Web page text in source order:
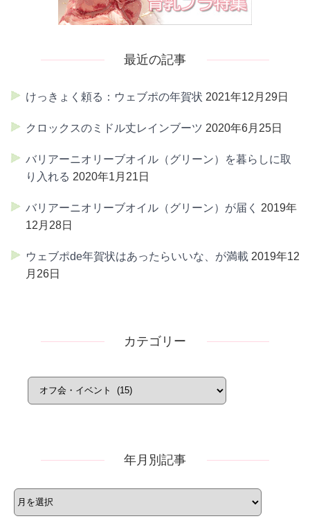
最近の記事
けっきょく頼る：ウェブポの年賀状 2021年12月29日
クロックスのミドル丈レインブーツ 2020年6月25日
バリアーニオリーブオイル（グリーン）を暮らしに取
り入れる 2020年1月21日
バリアーニオリーブオイル（グリーン）が届く
2019年
12月28日
ウェブポde年賀状はあったらいいな、が満載 2019年12
月26日
カテゴリー
年月別記事